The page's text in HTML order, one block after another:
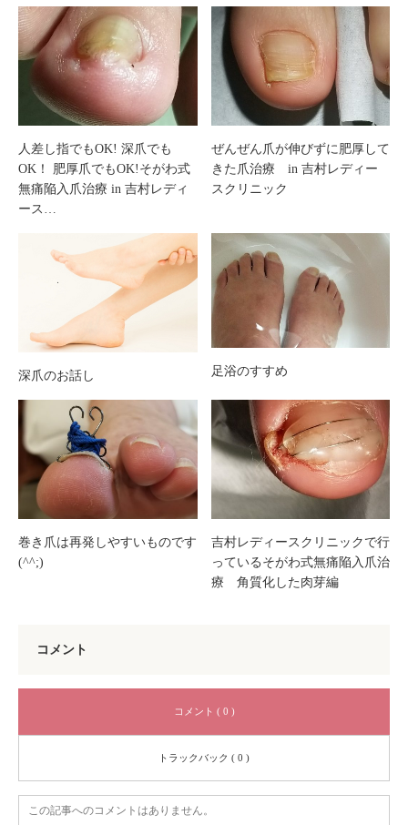
人差し指でもOK! 深爪でも
OK！ 肥厚爪でもOK!そがわ式
無痛陥入爪治療 in 吉村レディ
ース…
ぜんぜん爪が伸びずに肥厚して
きた爪治療 in 吉村レディー
スクリニック
深爪のお話し 足浴のすすめ
巻き爪は再発しやすいものです
(^^;)
吉村レディースクリニックで行
っているそがわ式無痛陥入爪治
療 角質化した肉芽編
コメント
コメント ( 0 )
トラックバック ( 0 )
この記事へのコメントはありません。